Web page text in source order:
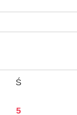
Ś
5